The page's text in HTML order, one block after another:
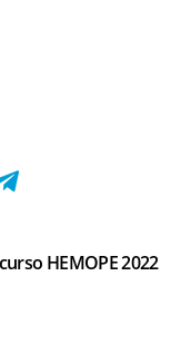
HEMOPE 2022